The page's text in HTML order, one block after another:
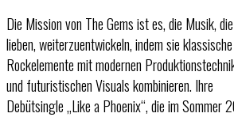
Die Mission von The Gems ist es, die Musik,
lieben, weiterzuentwickeln, indem sie klassische
Rockelemente mit modernen
und futuristischen Visuals kombinieren. Ihre
Debütsingle „Like a Phoenix“, die im Sommer